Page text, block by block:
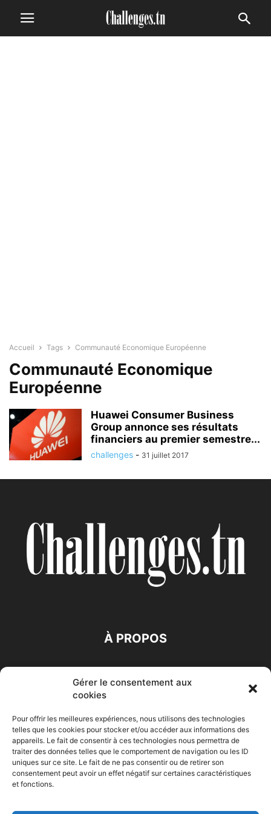
Gérer le consentement aux
cookies
Pour offrir les meilleures expériences, nous utilisons des technologies
telles que les cookies pour stocker et/ou accéder aux informations des
appareils. Le fait de consentir à ces technologies nous permettra de
traiter des données telles que le comportement de navigation ou les ID
uniques sur ce site. Le fait de ne pas consentir ou de retirer son
consentement peut avoir un effet négatif sur certaines caractéristiques
et fonctions.
Accueil Tags Communauté Economique Européenne
Communauté Economique
Européenne
Huawei Consumer Business
Group annonce ses résultats
financiers au premier semestre...
challenges - 31 juillet 2017
À PROPOS
Accueil Economie Entreprises Entrepreneur
Maghreb